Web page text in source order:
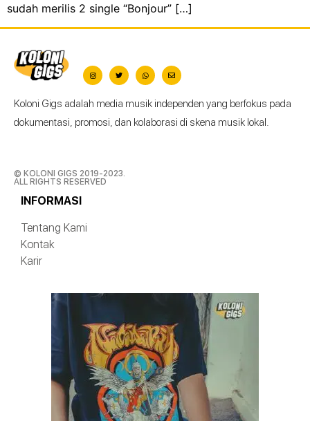
sudah merilis 2 single “Bonjour” […]
Koloni Gigs adalah media musik independen yang berfokus pada
dokumentasi, promosi, dan kolaborasi di skena musik lokal.
© KOLONI GIGS 2019-2023.
ALL RIGHTS RESERVED
INFORMASI
Tentang Kami
Kontak
Karir